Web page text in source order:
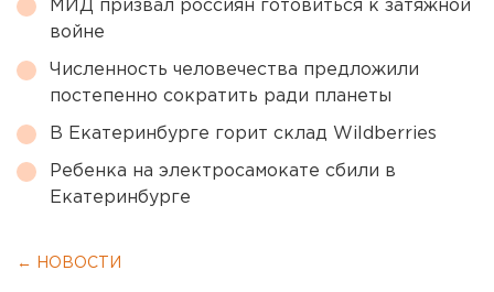
МИД призвал россиян готовиться к затяжной
войне
Численность человечества предложили
постепенно сократить ради планеты
В Екатеринбурге горит склад Wildberries
Ребенка на электросамокате сбили в
Екатеринбурге
← НОВОСТИ